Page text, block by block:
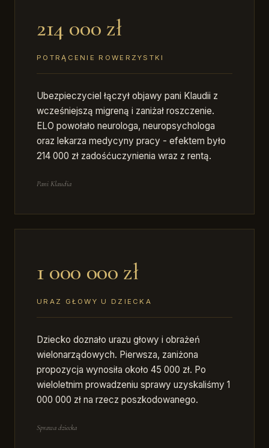
214 000 zł
POTRĄCENIE ROWERZYSTKI
Ubezpieczyciel łączył objawy pani Klaudii z
wcześniejszą migreną i zaniżał roszczenie.
ELO powołało neurologa, neuropsychologa
oraz lekarza medycyny pracy - efektem było
214 000 zł zadośćuczynienia wraz z rentą.
Pani Klaudia
1 000 000 zł
URAZ GŁOWY U DZIECKA
Dziecko doznało urazu głowy i obrażeń
wielonarządowych. Pierwsza, zaniżona
propozycja wynosiła około 45 000 zł. Po
wieloletnim prowadzeniu sprawy uzyskaliśmy 1
000 000 zł na rzecz poszkodowanego.
Sprawa dziecka